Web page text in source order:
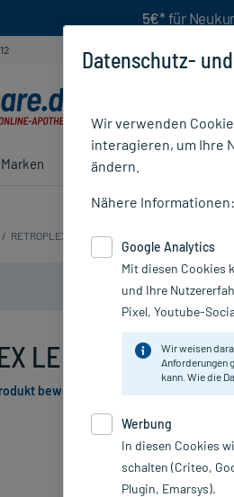
5€* für
Marken Ratgeber
/ RETROPLEX LE NR.115 WINTER
LE NR.115
bewerten & PlusHerzen sichern
Datenschutz-
Wir verwenden
interagieren, um Ihre
ändern.
Nähere Informationen:
Google Analytics
Mit diesen Cookies
und Ihre
Pixel, Youtube-
Wir weisen
Anforderungen
kann. Wie die
Werbung
In diesen Cookies
schalten (Criteo,
Plugin, Emarsys).